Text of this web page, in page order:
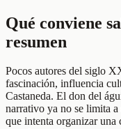
Qué conviene
resumen
Pocos autores del siglo
fascinación, influencia
Castaneda. El don del
narrativo ya no se limita
que intenta organizar una